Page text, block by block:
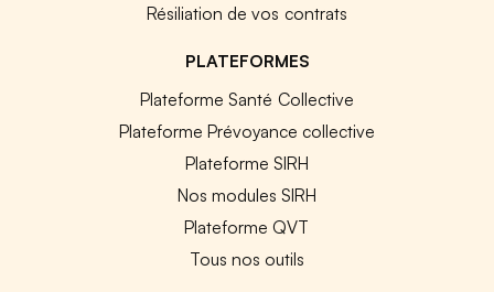
Résiliation de vos contrats
PLATEFORMES
Plateforme Santé Collective
Plateforme Prévoyance collective
Plateforme SIRH
Nos modules SIRH
Plateforme QVT
Tous nos outils